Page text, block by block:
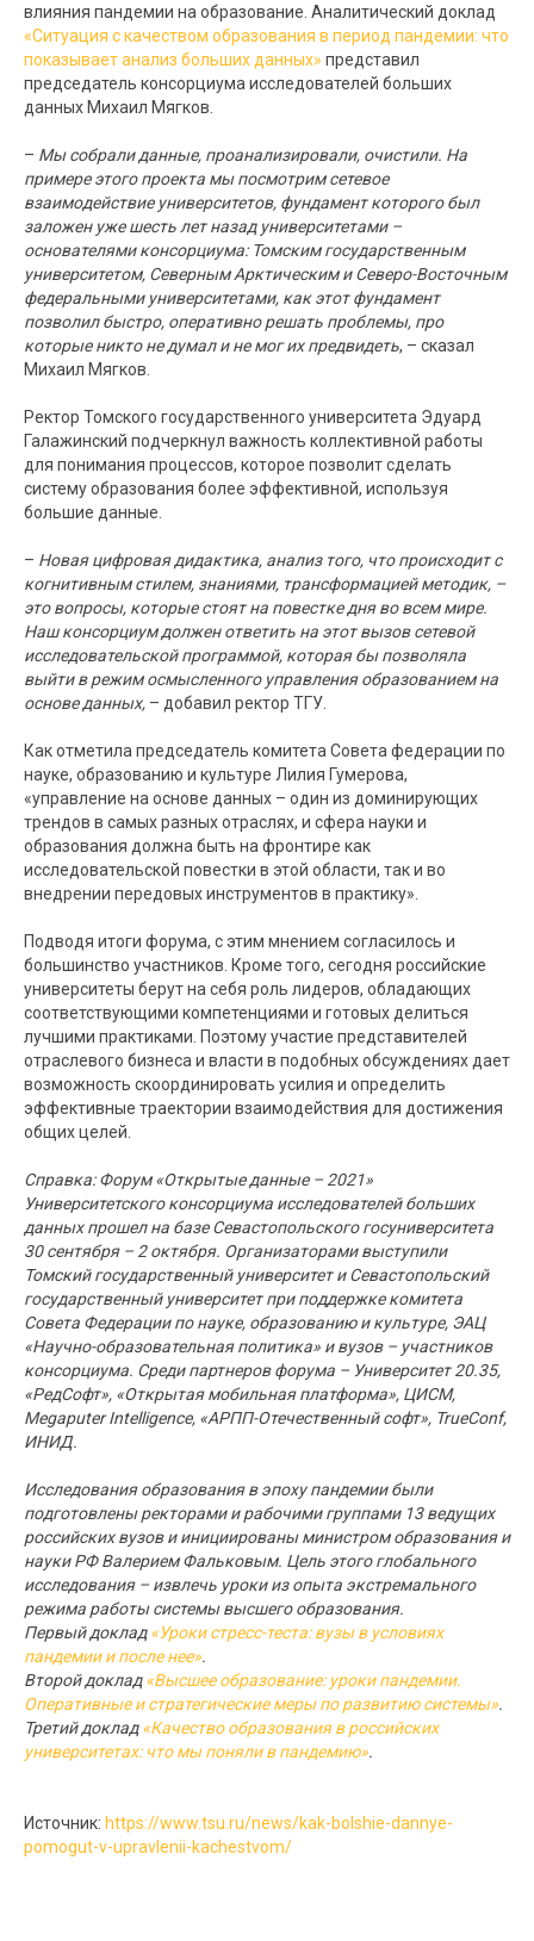
влияния пандемии на образование. Аналитический доклад
«Ситуация с качеством образования в период пандемии: что
показывает анализ больших данных» представил
председатель консорциума исследователей больших
данных Михаил Мягков.
– Мы собрали данные, проанализировали, очистили. На
примере этого проекта мы посмотрим сетевое
взаимодействие университетов, фундамент которого был
заложен уже шесть лет назад университетами –
основателями консорциума: Томским государственным
университетом, Северным Арктическим и Северо-Восточным
федеральными университетами, как этот фундамент
позволил быстро, оперативно решать проблемы, про
которые никто не думал и не мог их предвидеть, – сказал
Михаил Мягков.
Ректор Томского государственного университета Эдуард
Галажинский подчеркнул важность коллективной работы
для понимания процессов, которое позволит сделать
систему образования более эффективной, используя
большие данные.
– Новая цифровая дидактика, анализ того, что происходит с
когнитивным стилем, знаниями, трансформацией методик, –
это вопросы, которые стоят на повестке дня во всем мире.
Наш консорциум должен ответить на этот вызов сетевой
исследовательской программой, которая бы позволяла
выйти в режим осмысленного управления образованием на
основе данных, – добавил ректор ТГУ.
Как отметила председатель комитета Совета федерации по
науке, образованию и культуре Лилия Гумерова,
«управление на основе данных – один из доминирующих
трендов в самых разных отраслях, и сфера науки и
образования должна быть на фронтире как
исследовательской повестки в этой области, так и во
внедрении передовых инструментов в практику».
Подводя итоги форума, с этим мнением согласилось и
большинство участников. Кроме того, сегодня российские
университеты берут на себя роль лидеров, обладающих
соответствующими компетенциями и готовых делиться
лучшими практиками. Поэтому участие представителей
отраслевого бизнеса и власти в подобных обсуждениях дает
возможность скоординировать усилия и определить
эффективные траектории взаимодействия для достижения
общих целей.
Справка: Форум «Открытые данные – 2021»
Университетского консорциума исследователей больших
данных прошел на базе Севастопольского госуниверситета
30 сентября – 2 октября. Организаторами выступили
Томский государственный университет и Севастопольский
государственный университет при поддержке комитета
Совета Федерации по науке, образованию и культуре, ЭАЦ
«Научно-образовательная политика» и вузов – участников
консорциума. Среди партнеров форума – Университет 20.35,
«РедСофт», «Открытая мобильная платформа», ЦИСМ,
Megaputer Intelligence, «АРПП-Отечественный софт», TrueConf,
ИНИД.
Исследования образования в эпоху пандемии были
подготовлены ректорами и рабочими группами 13 ведущих
российских вузов и инициированы министром образования и
науки РФ Валерием Фальковым. Цель этого глобального
исследования – извлечь уроки из опыта экстремального
режима работы системы высшего образования.
Первый доклад«Уроки стресс-теста: вузы в условиях
пандемии и после нее».
Второй доклад«Высшее образование: уроки пандемии.
Оперативные и стратегические меры по развитию системы».
Третий доклад«Качество образования в российских
университетах: что мы поняли в пандемию».
Источник: https://www.tsu.ru/news/kak-bolshie-dannye-
pomogut-v-upravlenii-kachestvom/